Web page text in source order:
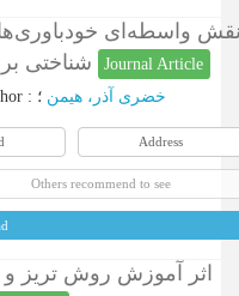
واسطه‌‌ای
Journal Article
: خضری آذر، هیمن ؛
Address
Others recommend to see
اثر آموزش روش تریز